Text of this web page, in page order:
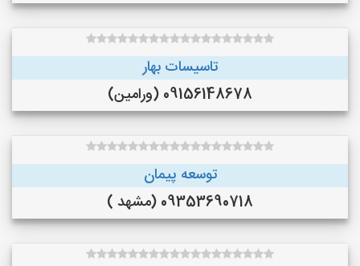
تاسیسات بهار
09156148678 (ورامین)
توسعه پیمان
09353690718 (مشهد )